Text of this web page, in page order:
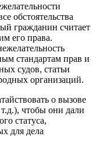
обстоятельства
гражданин считает
его права.
стандартам прав и
судов, статьи
организаций.
о вызове
чтобы они дали
статуса,
для дела